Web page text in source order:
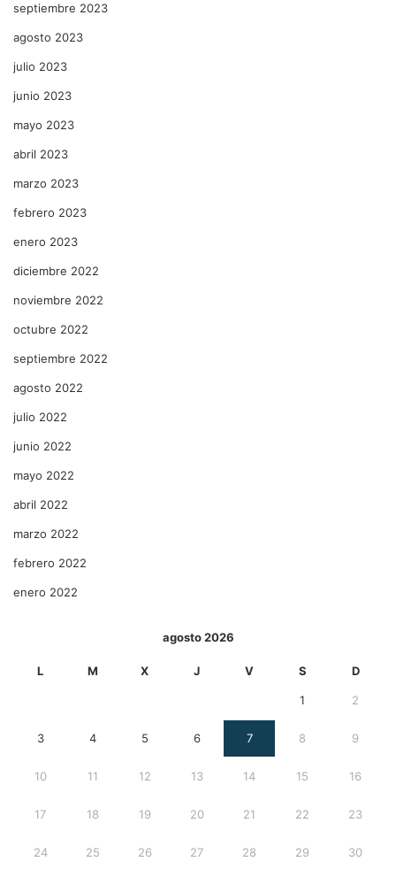
septiembre 2023
agosto 2023
julio 2023
junio 2023
mayo 2023
abril 2023
marzo 2023
febrero 2023
enero 2023
diciembre 2022
noviembre 2022
octubre 2022
septiembre 2022
agosto 2022
julio 2022
junio 2022
mayo 2022
abril 2022
marzo 2022
febrero 2022
enero 2022
agosto 2026
L M X J V S D
1 2
3 4 5 6 7 8 9
10 11 12 13 14 15 16
17 18 19 20 21 22 23
24 25 26 27 28 29 30